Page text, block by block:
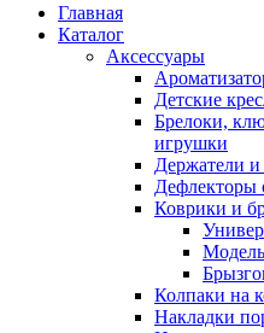
Главная
Каталог
Аксессуары
Детские
Брелоки,
игрушки
Держатели
Дефлекторы
Коврики и
Колпаки на
Накладки